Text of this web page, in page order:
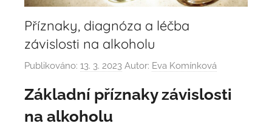
Příznaky, diagnóza a léčba
závislosti na alkoholu
Publikováno: 13. 3. 2023 Autor: Eva Komínková
Základní příznaky závislosti
na alkoholu